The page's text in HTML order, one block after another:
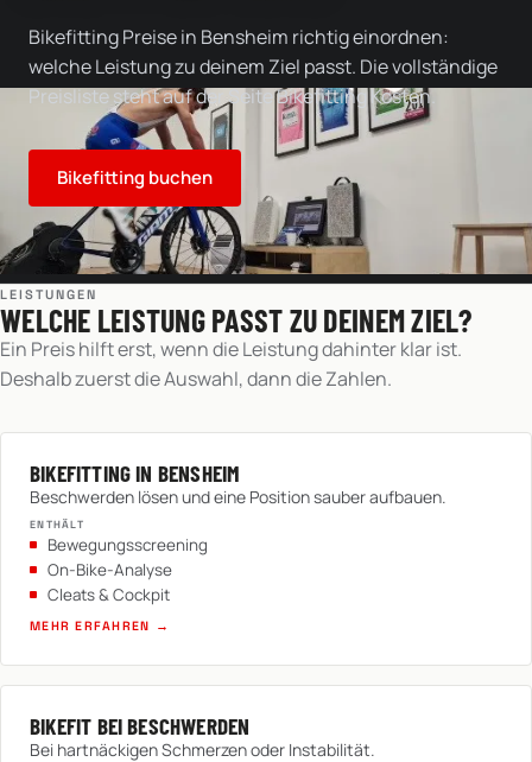
Bikefitting Preise in Bensheim richtig einordnen:
welche Leistung zu deinem Ziel passt. Die vollständige
Preisliste steht auf der Seite Bikefitting Kosten.
Bikefitting buchen
LEISTUNGEN
WELCHE LEISTUNG PASST ZU DEINEM ZIEL?
Ein Preis hilft erst, wenn die Leistung dahinter klar ist.
Deshalb zuerst die Auswahl, dann die Zahlen.
BIKEFITTING IN BENSHEIM
Beschwerden lösen und eine Position sauber aufbauen.
ENTHÄLT
Bewegungsscreening
On-Bike-Analyse
Cleats & Cockpit
MEHR ERFAHREN →
BIKEFIT BEI BESCHWERDEN
Bei hartnäckigen Schmerzen oder Instabilität.